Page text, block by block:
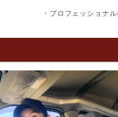
・プロフェッショナ